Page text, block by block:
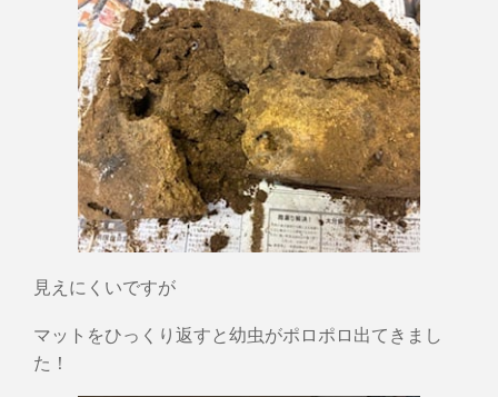
見えにくいですが
マットをひっくり返すと幼虫がポロポロ出てきまし
た！